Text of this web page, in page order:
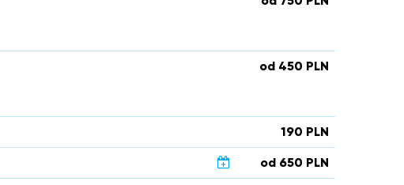
od 450 PLN
190 PLN
od 650 PLN